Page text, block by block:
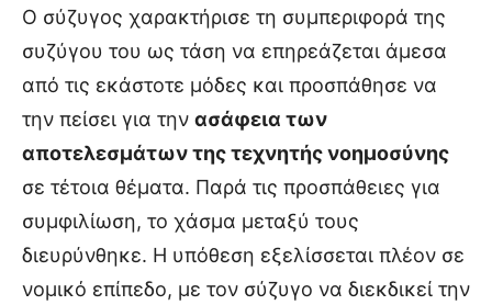
Ο σύζυγος χαρακτήρισε τη συμπεριφορά της
συζύγου του ως τάση να επηρεάζεται άμεσα
από τις εκάστοτε μόδες και προσπάθησε να
την πείσει για την ασάφεια των
αποτελεσμάτων της τεχνητής νοημοσύνης
σε τέτοια θέματα. Παρά τις προσπάθειες για
συμφιλίωση, το χάσμα μεταξύ τους
διευρύνθηκε. Η υπόθεση εξελίσσεται πλέον σε
νομικό επίπεδο, με τον σύζυγο να διεκδικεί την